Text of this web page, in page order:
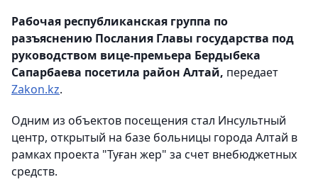
Рабочая республиканская группа по
разъяснению Послания Главы государства под
руководством вице-премьера Бердыбека
Сапарбаева посетила район Алтай, передает
Zakon.kz.
Одним из объектов посещения стал Инсультный
центр, открытый на базе больницы города Алтай в
рамках проекта "Туған жер" за счет внебюджетных
средств.